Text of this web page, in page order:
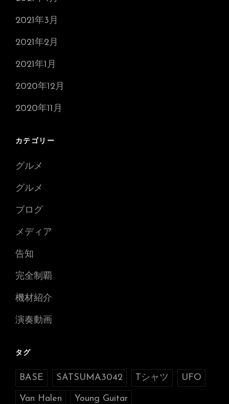
2021年3月
2021年2月
2021年1月
2020年12月
2020年11月
カテゴリー
グルメ
グルメ
ブログ
メディア
告知
完全制覇
機材紹介
演奏動画
タグ
BASE SATSUMA3042 Tシャツ UFO
Van Halen Young Guitar